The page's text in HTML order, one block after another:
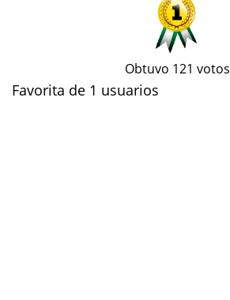
Obtuvo 121 votos
Favorita de 1 usuarios